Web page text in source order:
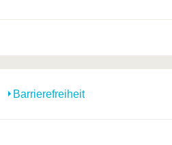
Barrierefreiheit